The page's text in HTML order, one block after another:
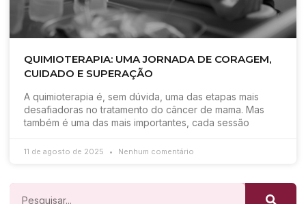
QUIMIOTERAPIA: UMA JORNADA DE CORAGEM,
CUIDADO E SUPERAÇÃO
A quimioterapia é, sem dúvida, uma das etapas mais
desafiadoras no tratamento do câncer de mama. Mas
também é uma das mais importantes, cada sessão
11 de agosto de 2025 Nenhum comentário